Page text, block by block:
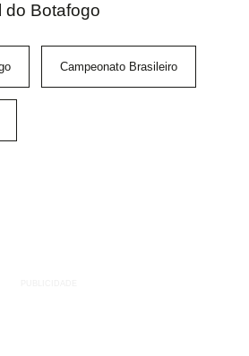
do Botafogo
Campeonato Brasileiro